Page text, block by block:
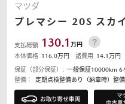
マツダ
プレマシー 20S スカ
支払総額 130.1 万円
本体価格 116.0万円 諸費用 14.1万円
保証（部分保証）: 一般保証10000km 6
整備：
定期点検整備あり（納車時）整